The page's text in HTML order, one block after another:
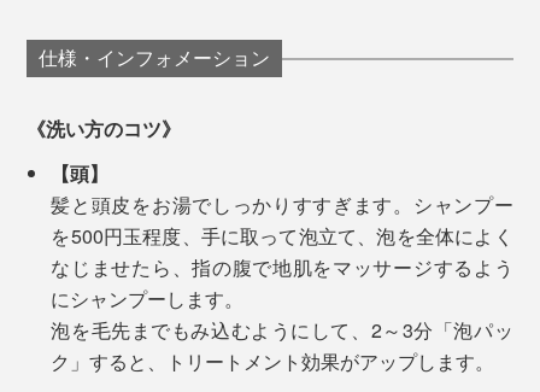
今までのように、化粧水にオイル、クリームと、何重も
こだわりの「泡」は、泡立ちがよくて、モチモチの感
っとり。髪もスルリとまとまる——1回で、ここまで心
『SINGETSU（新月）』の成分は、
特長1
髪や肌が持つバリア機能を守りながら、汚れを落と
すアミノ系洗浄成分
特長2
って、一気に流すと、髪も肌もしっとり。その頃には、
もう香りは落ち着いて、ほとんど感じません。
お風呂上がりは、肌が滑るような、ぬめりが残ります
が、タオルで拭いた後は落ち着いて、「お風呂上がりの
しっとり感」が長く続くように感じます。
実は、MONOCOの原稿の〆切日は、忙しさと疲れで、
お風呂を翌朝に延ばしがちだったのですが（笑）、
『MANGETSU（満月）』『SINGETSU（新月）』を使
うようになってからは、忙しくても、夜のうちにお風呂
仕様・インフォメーション
《洗い方のコツ》
【頭】
髪と頭皮をお湯でしっかりすすぎます。シャンプー
を500円玉程度、手に取って泡立て、泡を全体によく
なじませたら、指の腹で地肌をマッサージするよう
にシャンプーします。
泡を毛先までもみ込むようにして、2～3分「泡パッ
ク」すると、トリートメント効果がアップします。